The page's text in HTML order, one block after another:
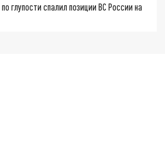
глупости спалил позиции ВС России на